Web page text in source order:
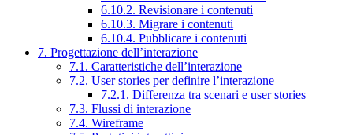
6.10.2. Revisionare i contenuti
6.10.3. Migrare i contenuti
6.10.4. Pubblicare i contenuti
7. Progettazione dell’interazione
7.1. Caratteristiche dell’interazione
7.2. User stories per definire l’interazione
7.2.1. Differenza tra scenari e user stories
7.3. Flussi di interazione
7.4. Wireframe